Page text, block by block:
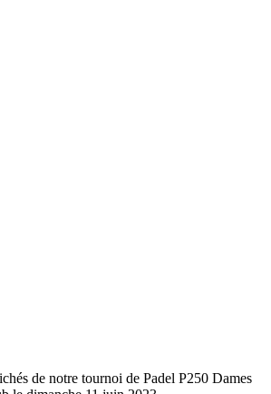
de notre tournoi de Padel P250 Dames